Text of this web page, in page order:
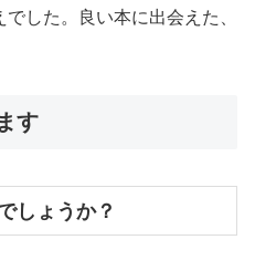
した。良い本に出会えた、
す
しょうか？